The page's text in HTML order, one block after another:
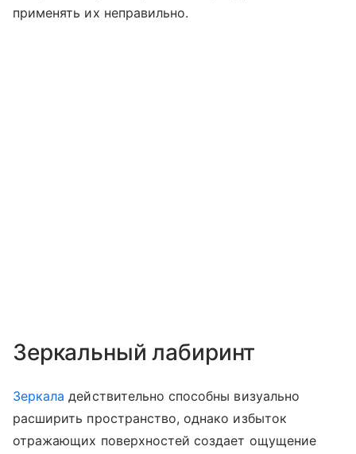
применять их неправильно.
Зеркальный лабиринт
Зеркала действительно способны визуально
расширить пространство, однако избыток
отражающих поверхностей создает ощущение